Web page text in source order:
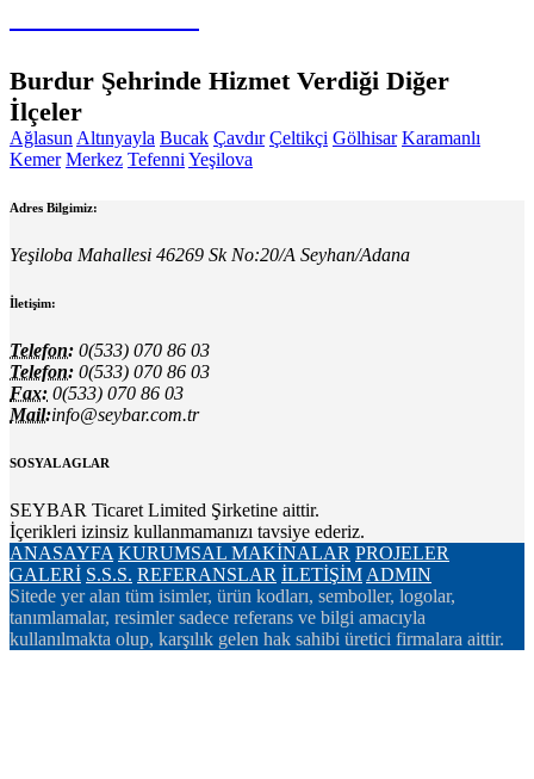
Burdur Şehrinde Hizmet Verdiği Diğer
İlçeler
Ağlasun Altınyayla Bucak Çavdır Çeltikçi Gölhisar Karamanlı
Kemer Merkez Tefenni Yeşilova
Adres Bilgimiz:
Yeşiloba Mahallesi 46269 Sk No:20/A Seyhan/Adana
İletişim:
Telefon: 0(533) 070 86 03
Telefon: 0(533) 070 86 03
Fax: 0(533) 070 86 03
Mail:info@seybar.com.tr
SOSYAL AGLAR
SEYBAR Ticaret Limited Şirketine aittir.
İçerikleri izinsiz kullanmamanızı tavsiye ederiz.
ANASAYFA KURUMSAL MAKİNALAR PROJELER
GALERİ S.S.S. REFERANSLAR İLETİŞİM ADMIN
Sitede yer alan tüm isimler, ürün kodları, semboller, logolar,
tanımlamalar, resimler sadece referans ve bilgi amacıyla
kullanılmakta olup, karşılık gelen hak sahibi üretici firmalara aittir.